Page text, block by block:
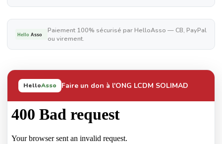
Hello Asso
Paiement 100% sécurisé par HelloAsso — CB, PayPal
ou virement.
HelloAsso Faire un don à l'ONG LCDM SOLIMAD